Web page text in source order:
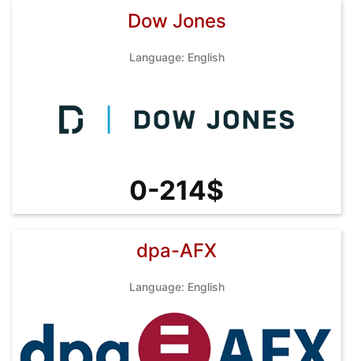
Dow Jones
Language: English
0-214$
dpa-AFX
Language: English